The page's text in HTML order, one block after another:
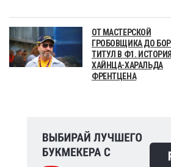
ОТ МАСТЕРСКОЙ
ГРОБОВЩИКА ДО
ТИТУЛ В Ф1. ИСТОРИЯ
ХАЙНЦА-ХАРАЛЬДА
ФРЕНТЦЕНА